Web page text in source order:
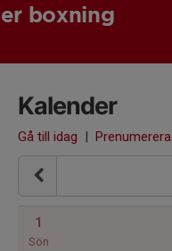
boxning
Kalender
Gå till idag | Prenumerera
1
Sön